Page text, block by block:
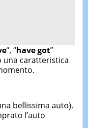
“, “have got”
una caratteristica
bellissima auto),
l’auto